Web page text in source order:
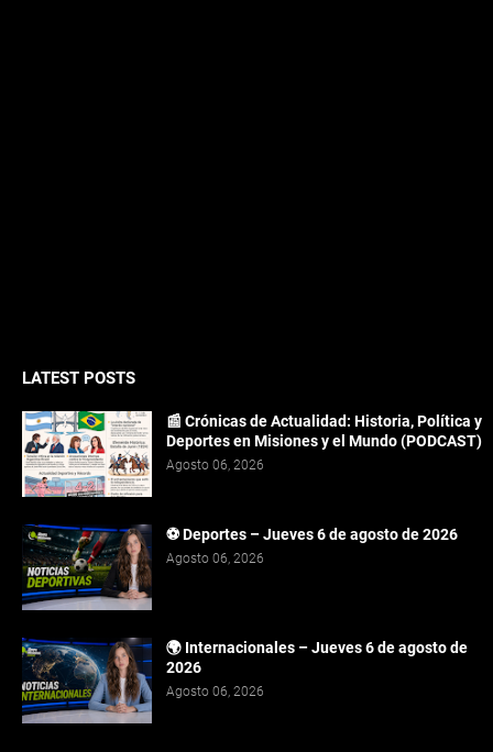
LATEST POSTS
📰 Crónicas de Actualidad: Historia, Política y
Deportes en Misiones y el Mundo (PODCAST)
Agosto 06, 2026
⚽ Deportes – Jueves 6 de agosto de 2026
Agosto 06, 2026
🌍 Internacionales – Jueves 6 de agosto de
2026
Agosto 06, 2026